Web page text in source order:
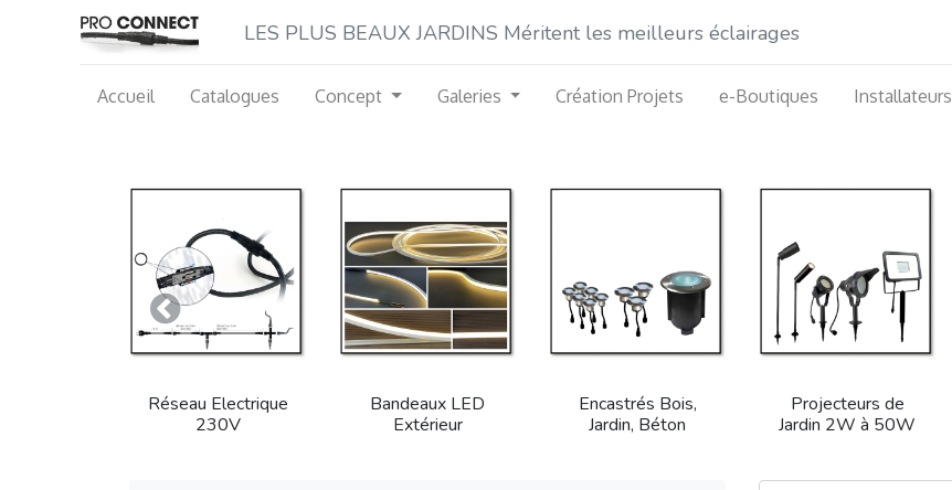
LES P​LUS BEAUX JARDINS Méritent les meilleurs éclairages
Accueil Catalogues Concept Galeries Création Projets e-Boutiques Installateurs
Réseau Electrique
230V
Bandeaux LED
Extérieur
Encastrés Bois,
Jardin, Béton
Projecteurs de
Jardin 2W à 50W
Précedent